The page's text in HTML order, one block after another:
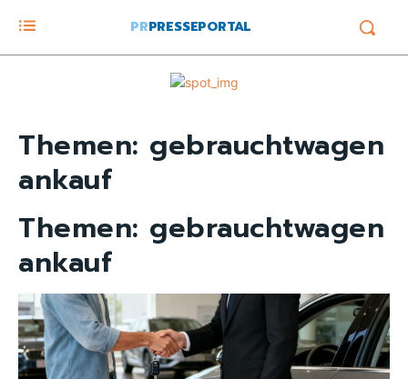
PRPRESSEPORTAL
Themen: gebrauchtwagen
ankauf
Themen: gebrauchtwagen
ankauf